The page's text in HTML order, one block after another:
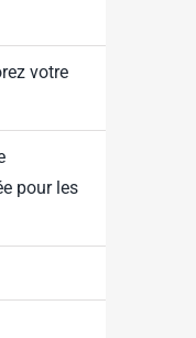
votre
pour les